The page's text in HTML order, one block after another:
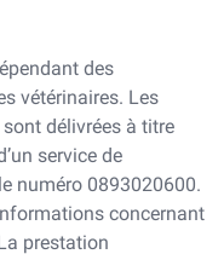
des
vétérinaires. Les
délivrées à titre
service de
numéro 0893020600.
concernant
prestation